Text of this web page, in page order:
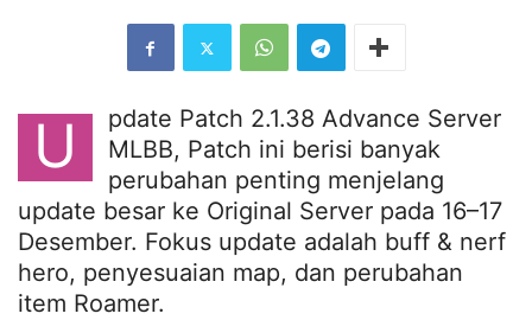
U
pdate Patch 2.1.38 Advance Server
MLBB, Patch ini berisi banyak
perubahan penting menjelang
update besar ke Original Server pada 16–17
Desember. Fokus update adalah buff & nerf
hero, penyesuaian map, dan perubahan
item Roamer.